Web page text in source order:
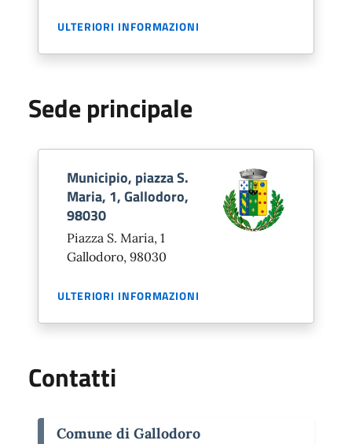
ULTERIORI INFORMAZIONI
Sede principale
Municipio, piazza S.
Maria, 1, Gallodoro,
98030
Piazza S. Maria, 1
Gallodoro, 98030
ULTERIORI INFORMAZIONI
Contatti
Comune di Gallodoro